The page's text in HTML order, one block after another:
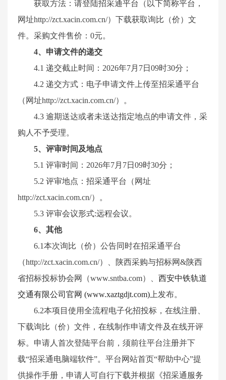
获取方法：请登陆招采通平台（以下简称平台，
网址http://zct.xacin.com.cn/）下载获取询比（价） 文
件。 采购文件售价： 0元。
4、 申请文件的递交
4.1 递交截止时间：2026年7月 7日 09时30分；
4.2 递交方式：电子申请文件上传至招采通平台
（网址http://zct.xacin.com.cn/）。
4.3 逾期送达或者未送达指定地点的申请文件， 采
购 人不予受理。
5、 评审时间及地点
5.1 评审时间： 2026年7月 7日 09时30分；
5.2 评审地点：招采通平台（网址
http://zct.xacin.com.cn/）。
5.3 评审会议形式:远程会议。
6、其他
6.1本次询比（价） 公告同时在招采通平台
（http://zct.xacin.com.cn/）、陕西采购与招标网&陕西
省招标投标协会网（www.sntba.com）、 西安中铁轨道
交通有限公司官网 (www.xaztgdjt.com) 上发布。
6.2本项目使用全流程电子化招投标，在线注册、
下载询比（价） 文件，在线制作申请文件及在线开评
标。 申请 人首次登陆平台前，须前往平台注册并下
载“招采通电脑端软件”。平台网站首页“帮助中心”提
供操作手册， 申请 人可自行下载并根据 《招采通服务